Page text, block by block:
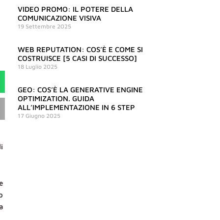
VIDEO PROMO: IL POTERE DELLA
COMUNICAZIONE VISIVA
19 Settembre 2025
WEB REPUTATION: COS’È E COME SI
COSTRUISCE [5 CASI DI SUCCESSO]
18 Luglio 2025
GEO: COS’È LA GENERATIVE ENGINE
OPTIMIZATION. GUIDA
ALL’IMPLEMENTAZIONE IN 6 STEP
17 Giugno 2025